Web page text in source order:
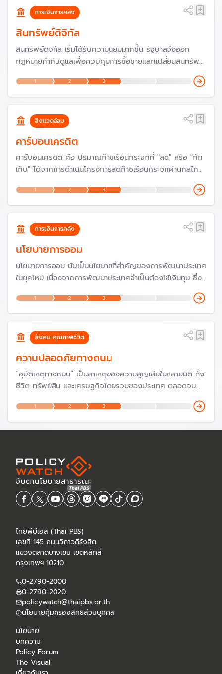
การเงินการคลัง
สินทรัพย์ดิจิทัล
สินทรัพย์ดิจิทัล เริ่มได้รับความนิยมมากขึ้น รัฐบาลจึงออก
กฎหมายกำกับดูแลเพื่อควบคุมการซื้อขายแลกเปลี่ยนสินทรัพย์
ประเทศ ในขณะเดียวกันเพื่อป้องกันไม่ให้กระทบเศรษฐกิจและ
รักษาเสถียรภาพทางการเงิน
1 2 3
สิ่งแวดล้อม
คาร์บอนเครดิต
คาร์บอนเครดิต คือ ปริมาณก๊าซเรือนกระจกที่ "ลด" หรือ "กัก
เก็บ" ได้จากการดำเนินโครงการลดก๊าซเรือนกระจกผ่านกลไก
ลดก๊าซเรือนกระจกต่าง ๆ ทั้งในประเทศและต่างประเทศ มีหน่วย
เป็น "ตันคาร์บอนไดออกไซด์เทียบเท่า" และสามารถนำคาร์บอน
เครดิตไปแลกเปลี่ยนหรือซื้อ-ขายเพื่อนำไปใช้ประโยชน์ได้
1 2 3
การเงินการคลัง
นโยบายการออม
นโยบายการออม นับเป็นนโยบายที่สำคัญของการพัฒนาประเทศ
ในยุคใหม่ เนื่องจากการพัฒนาประเทศจำเป็นต้องใช้เงินทุน ซึ่งที่
ผ่านมาในอดีต ประเทศไทยมีปัญหาเรื่องเงินทุนจึงต้องกู้เงินจาก
ต่างประเทศ ดังนั้นเพื่อลดการพึ่งพาเงินทุน รัฐบาลจึงมีนโยบาย
ส่งเสริมการออม อย่างไรก็ตาม จากสังคมสูงวัย เป้าหมายของ
1 2 3
สังคม คุณภาพชีวิต
ความปลอดภัยทางถนน
“อุบัติเหตุทางถนน” เป็นสาเหตุของความสูญเสียในหลายมิติ ทั้ง
ชีวิต ทรัพย์สิน และเศรษฐกิจโดยรวมของประเทศ ตลอดจน
มูลค่าความเสียหายมากถึง 5 แสนล้านบาทต่อปี
1 2 3
ไทยพีบีเอส (Thai PBS)
เลขที่ 145 ถนนวิภาวดีรังสิต
แขวงตลาดบางเขน เขตหลักสี่
กรุงเทพฯ 10210
0-2790-2000
0-2790-2020
policywatch@thaipbs.or.th
นโยบายคุ้มครองสิทธิส่วนบุคคล
นโยบาย
บทความ
Policy Forum
The Visual